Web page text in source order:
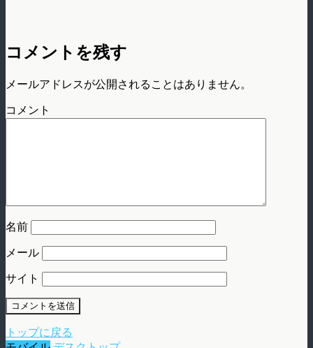
コメントを残す
メールアドレスが公開されることはありません。
コメント
名前
メール
サイト
トップに戻る